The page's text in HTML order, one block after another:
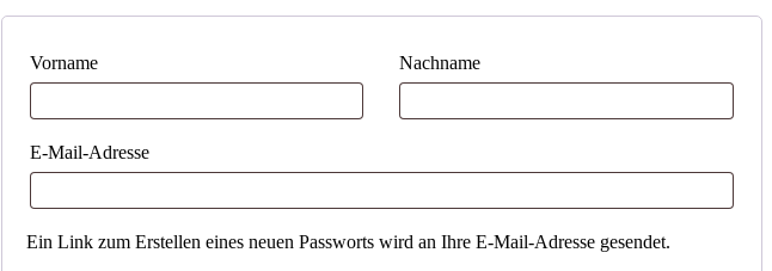
Vorname Nachname
E-Mail-Adresse
Ein Link zum Erstellen eines neuen Passworts wird an Ihre E-Mail-Adresse gesendet.